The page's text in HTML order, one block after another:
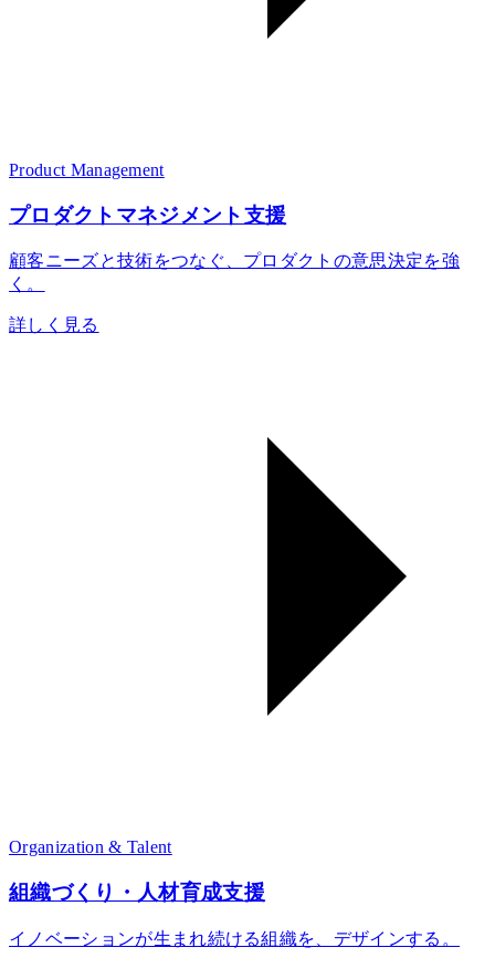
Product Management
プロダクトマネジメント支援
顧客ニーズと技術をつなぐ、プロダクトの意思決定を強
く。
詳しく見る
Organization & Talent
組織づくり・人材育成支援
イノベーションが生まれ続ける組織を、デザインする。